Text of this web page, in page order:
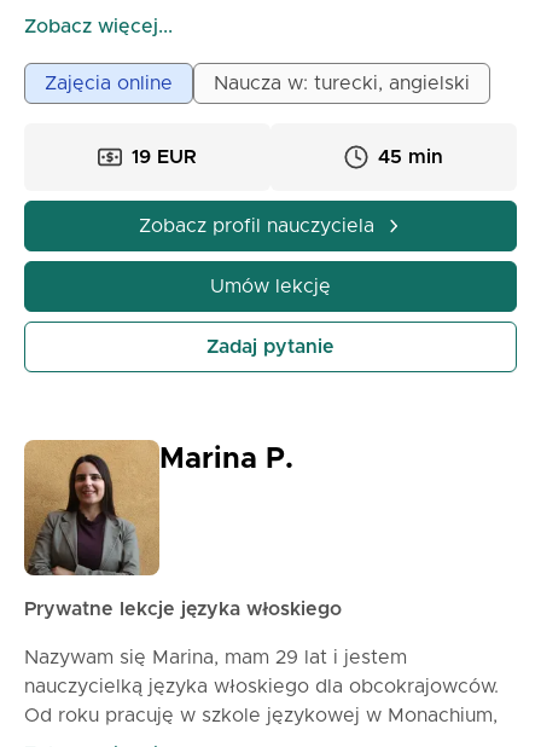
osiągać ich cele. Znając również angielski (C1),
(A1), mogę wspierać uczniów o różnym
doświadczeniu. Moje lekcje są spersonalizowane,
praktycznym użyciu języka, czyniąc naukę zarówno
cierpliwy, motywujący i dostosowany do poziomu
każdego ucznia. Poza godzinami lekcji uwielbiam
odkrywać kultury, czytać i podróżować. Nie mogę
się doczekać, aby pomóc Ci pewnie mówić po
włosku w Twojej podróży językowej!
Zobacz więcej...
Zajęcia online Naucza w: turecki, angielski
19 EUR 45 min
Zobacz profil nauczyciela
Umów lekcję
Zadaj pytanie
Marina P.
Prywatne lekcje języka włoskiego
Nazywam się Marina, mam 29 lat i jestem
nauczycielką języka włoskiego dla obcokrajowców.
Od roku pracuję w szkole językowej w Monachium,